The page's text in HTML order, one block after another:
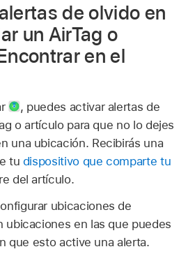
de olvido en
un AirTag o
en el
, puedes activar alertas de
o artículo para que no lo dejes
una ubicación. Recibirás una
tu dispositivo que comparte tu
del artículo.
ubicaciones de
ubicaciones en las que puedes
que esto active una alerta.